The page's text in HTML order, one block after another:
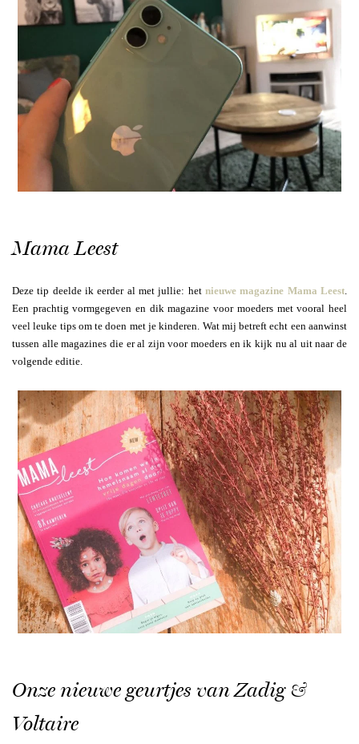
Mama Leest
Deze tip deelde ik eerder al met jullie: het nieuwe magazine Mama Leest
Een prachtig vormgegeven en dik magazine voor moeders met vooral heel
veel leuke tips om te doen met je kinderen. Wat mij betreft echt een aanwinst
tussen alle magazines die er al zijn voor moeders en ik kijk nu al uit naar de
volgende editie.
Onze nieuwe geurtjes van Zadig &
Voltaire